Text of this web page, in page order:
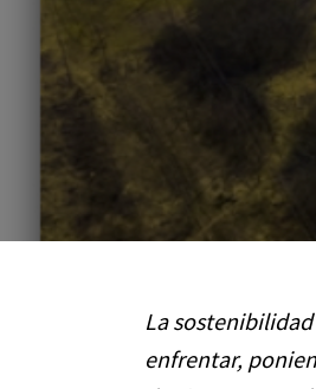
La
enfrentar,